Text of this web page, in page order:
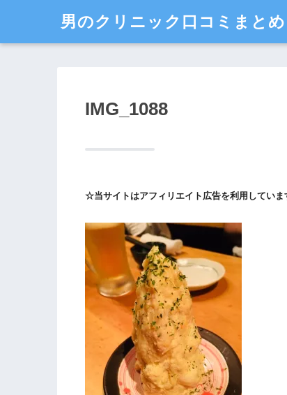
男のクリニック口コミまとめ
IMG_1088
☆当サイトはアフィリエイト広告を利用していま